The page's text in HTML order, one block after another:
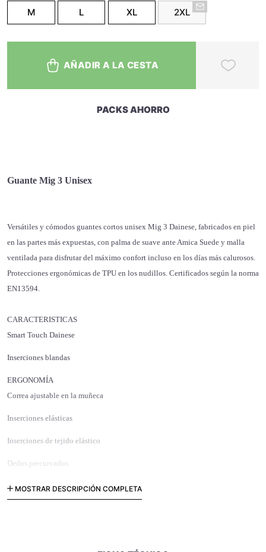
M L XL 2XL
AÑADIR A LA CESTA
PACKS AHORRO
Guante Mig 3 Unisex
Versátiles y cómodos guantes cortos unisex Mig 3 Dainese, fabricados en piel
en las partes más expuestas, con palma de suave ante Amica Suede y malla
ventilada para disfrutar del máximo confort incluso en los días más calurosos.
Protecciones ergonómicas de TPU en los nudillos. Certificados según la norma
EN13594.
CARACTERISTICAS
Smart Touch Dainese
Inserciones blandas
ERGONOMÍA
Correa ajustable en la muñeca
Inserciones elásticas
Inserciones de tejido elástico
Dedos precurvados
Muñeca Super Confort
MOSTRAR DESCRIPCIÓN COMPLETA